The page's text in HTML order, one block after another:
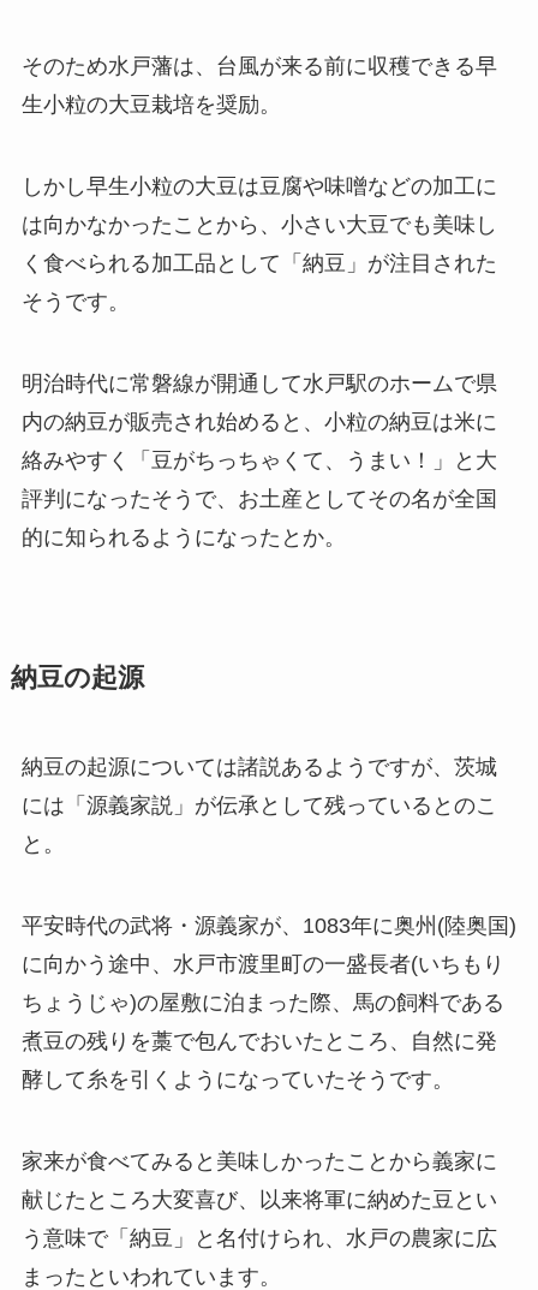
そのため水戸藩は、台風が来る前に収穫できる早
生小粒の大豆栽培を奨励。
しかし早生小粒の大豆は豆腐や味噌などの加工に
は向かなかったことから、小さい大豆でも美味し
く食べられる加工品として「納豆」が注目された
そうです。
明治時代に常磐線が開通して水戸駅のホームで県
内の納豆が販売され始めると、小粒の納豆は米に
絡みやすく「豆がちっちゃくて、うまい！」と大
評判になったそうで、お土産としてその名が全国
的に知られるようになったとか。
納豆の起源
納豆の起源については諸説あるようですが、茨城
には「源義家説」が伝承として残っているとのこ
と。
平安時代の武将・源義家が、1083年に奥州(陸奥国)
に向かう途中、水戸市渡里町の一盛長者(いちもり
ちょうじゃ)の屋敷に泊まった際、馬の飼料である
煮豆の残りを藁で包んでおいたところ、自然に発
酵して糸を引くようになっていたそうです。
家来が食べてみると美味しかったことから義家に
献じたところ大変喜び、以来将軍に納めた豆とい
う意味で「納豆」と名付けられ、水戸の農家に広
まったといわれています。